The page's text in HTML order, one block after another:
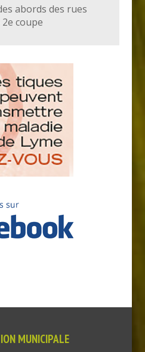
abords des rues
coupe
MUNICIPALE